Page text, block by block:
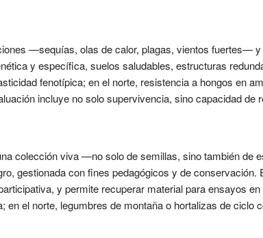
—sequías, olas de calor, plagas, vientos fuertes—
y específica, suelos saludables, estructuras
fenotípica; en el norte, resistencia a hongos en
incluye no solo supervivencia, sino capacidad
colección viva —no solo de semillas, sino también de
gestionada con fines pedagógicos y de
y permite recuperar material para ensayos
en el norte, legumbres de montaña o hortalizas de ciclo